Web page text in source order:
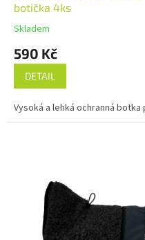
botička 4ks
Skladem
590 Kč
DETAIL
Vysoká a lehká ochranná